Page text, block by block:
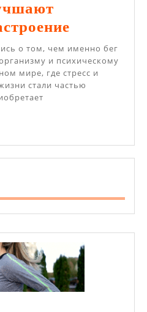
Бега:
Как
И
о том, чем именно бег
и психическому
мире, где стресс и
стали частью